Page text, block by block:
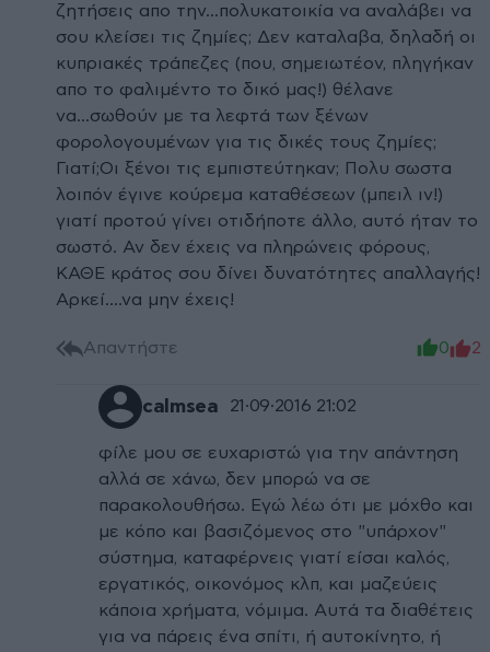
ζητήσεις απο την...πολυκατοικία να αναλάβει να
σου κλείσει τις ζημίες; Δεν καταλαβα, δηλαδή οι
κυπριακές τράπεζες (που, σημειωτέον, πληγήκαν
απο το φαλιμέντο το δικό μας!) θέλανε
να...σωθούν με τα λεφτά των ξένων
φορολογουμένων για τις δικές τους ζημίες;
Γιατί;Οι ξένοι τις εμπιστεύτηκαν; Πολυ σωστα
λοιπόν έγινε κούρεμα καταθέσεων (μπειλ ιν!)
γιατί προτού γίνει οτιδήποτε άλλο, αυτό ήταν το
σωστό. Αν δεν έχεις να πληρώνεις φόρους,
ΚΑΘΕ κράτος σου δίνει δυνατότητες απαλλαγής!
Αρκεί....να μην έχεις!
Απαντήστε 0 2
calmsea 21·09·2016 21:02
φίλε μου σε ευχαριστώ για την απάντηση
αλλά σε χάνω, δεν μπορώ να σε
παρακολουθήσω. Εγώ λέω ότι με μόχθο και
με κόπο και βασιζόμενος στο "υπάρχον"
σύστημα, καταφέρνεις γιατί είσαι καλός,
εργατικός, οικονόμος κλπ, και μαζεύεις
κάποια χρήματα, νόμιμα. Αυτά τα διαθέτεις
για να πάρεις ένα σπίτι, ή αυτοκίνητο, ή